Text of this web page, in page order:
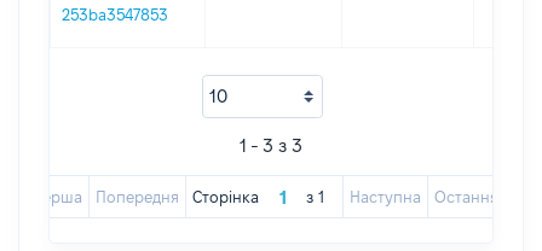
253ba3547853
1 - 3 з 3
Перша Попередня Сторінка з 1 Наступна Остання